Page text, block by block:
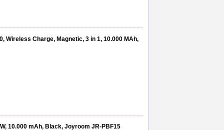
Wireless Charge, Magnetic, 3 in 1, 10.000 MAh,
10.000 mAh, Black, Joyroom JR-PBF15